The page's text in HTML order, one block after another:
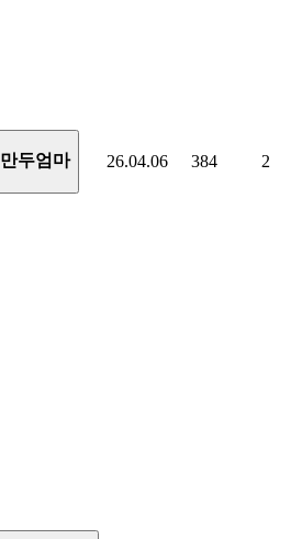
만두엄마 26.04.06 384 2